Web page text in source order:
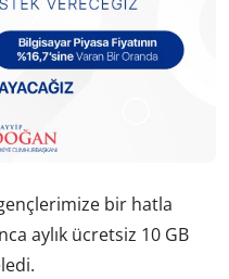
bir hatla
aylık ücretsiz 10 GB